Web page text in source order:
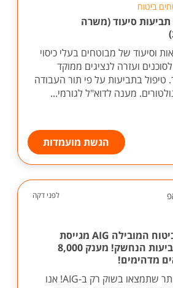
ביטוח
סיעוד (משרה
וסיעוד של מבוטחים בעלי כיסוי
ועזרה לנציגים ממוקד
טיפול בתביעות על פי תור העבודה
מענה לדוא"ל לגורמי...
הגשת מועמדות
לפני דקה
חברת הביטוח המובילה AIG מגייסת
למוקד תביעות הנחשק! מענק 8,000
מדהימים!
התנאים הטובים ביותר שתמצאו בשוק רק ב-AIG! אנו